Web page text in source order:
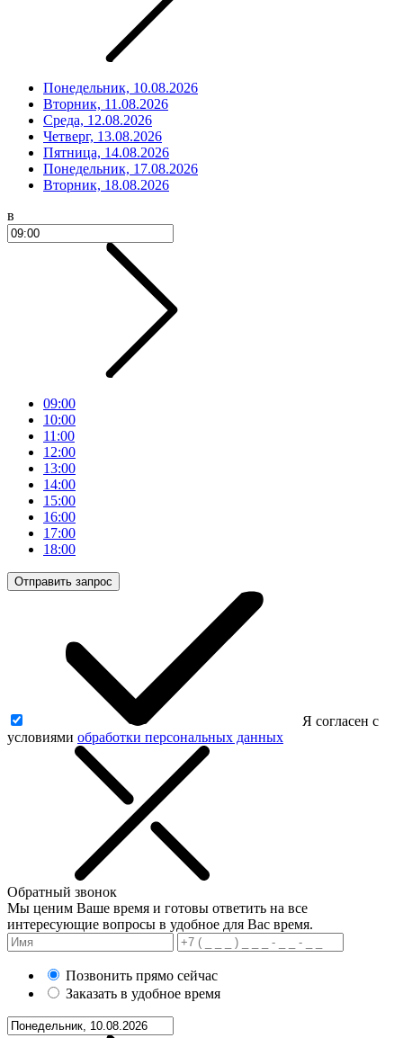
Понедельник, 10.08.2026
Вторник, 11.08.2026
Среда, 12.08.2026
Четверг, 13.08.2026
Пятница, 14.08.2026
Понедельник, 17.08.2026
Вторник, 18.08.2026
в
09:00
10:00
11:00
12:00
13:00
14:00
15:00
16:00
17:00
18:00
Отправить запрос
Я согласен с
условиями обработки персональных данных
Обратный звонок
Мы ценим Ваше время и готовы ответить на все
интересующие вопросы в удобное для Вас время.
Позвонить прямо сейчас
Заказать в удобное время